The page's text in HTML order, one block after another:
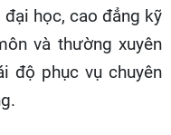
học, cao đẳng kỹ
và thường xuyên
độ phục vụ chuyên